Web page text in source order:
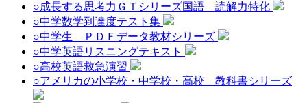
○成長する思考力ＧＴシリーズ国語 読解力特化
○中学数学到達度テスト集
○中学生 ＰＤＦデータ教材シリーズ
○中学英語リスニングテキスト
○高校英語救急演習
○アメリカの小学校・中学校・高校 教科書シリーズ